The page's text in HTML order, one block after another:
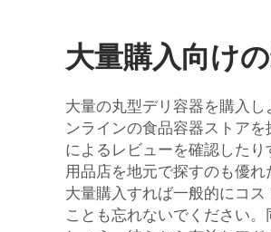
大量購入向け
大量の丸型デリ容器を購入
ンラインの食品容器ストア
によるレビューを確認した
用品店を地元で探すのも優
大量購入すれば一般的にコ
ことも忘れないでください